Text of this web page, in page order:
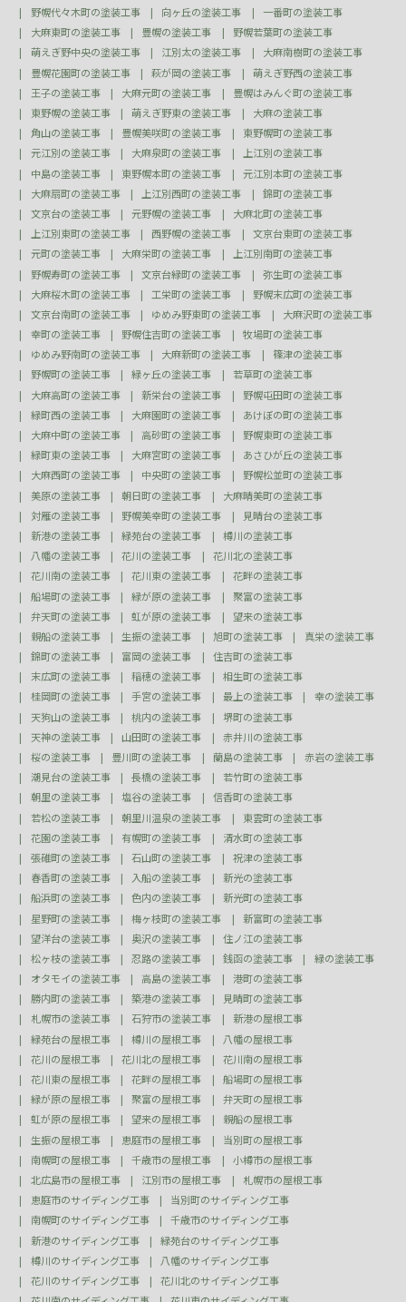
野幌代々木町の塗装工事
向ヶ丘の塗装工事
一番町の塗装工事
大麻東町の塗装工事
豊幌の塗装工事
野幌若葉町の塗装工事
萌えぎ野中央の塗装工事
江別太の塗装工事
大麻南樹町の塗装工事
豊幌花園町の塗装工事
萩が岡の塗装工事
萌えぎ野西の塗装工事
王子の塗装工事
大麻元町の塗装工事
豊幌はみんぐ町の塗装工事
東野幌の塗装工事
萌えぎ野東の塗装工事
大麻の塗装工事
角山の塗装工事
豊幌美咲町の塗装工事
東野幌町の塗装工事
元江別の塗装工事
大麻泉町の塗装工事
上江別の塗装工事
中島の塗装工事
東野幌本町の塗装工事
元江別本町の塗装工事
大麻扇町の塗装工事
上江別西町の塗装工事
錦町の塗装工事
文京台の塗装工事
元野幌の塗装工事
大麻北町の塗装工事
上江別東町の塗装工事
西野幌の塗装工事
文京台東町の塗装工事
元町の塗装工事
大麻栄町の塗装工事
上江別南町の塗装工事
野幌寿町の塗装工事
文京台緑町の塗装工事
弥生町の塗装工事
大麻桜木町の塗装工事
工栄町の塗装工事
野幌末広町の塗装工事
文京台南町の塗装工事
ゆめみ野東町の塗装工事
大麻沢町の塗装工事
幸町の塗装工事
野幌住吉町の塗装工事
牧場町の塗装工事
ゆめみ野南町の塗装工事
大麻新町の塗装工事
篠津の塗装工事
野幌町の塗装工事
緑ヶ丘の塗装工事
若草町の塗装工事
大麻高町の塗装工事
新栄台の塗装工事
野幌屯田町の塗装工事
緑町西の塗装工事
大麻園町の塗装工事
あけぼの町の塗装工事
大麻中町の塗装工事
高砂町の塗装工事
野幌東町の塗装工事
緑町東の塗装工事
大麻宮町の塗装工事
あさひが丘の塗装工事
大麻西町の塗装工事
中央町の塗装工事
野幌松並町の塗装工事
美原の塗装工事
朝日町の塗装工事
大麻晴美町の塗装工事
対雁の塗装工事
野幌美幸町の塗装工事
見晴台の塗装工事
新港の塗装工事
緑苑台の塗装工事
樽川の塗装工事
八幡の塗装工事
花川の塗装工事
花川北の塗装工事
花川南の塗装工事
花川東の塗装工事
花畔の塗装工事
船場町の塗装工事
緑が原の塗装工事
聚富の塗装工事
弁天町の塗装工事
虹が原の塗装工事
望来の塗装工事
親船の塗装工事
生振の塗装工事 旭町の塗装工事
真栄の塗装工事
錦町の塗装工事
富岡の塗装工事
住吉町の塗装工事
末広町の塗装工事
稲穂の塗装工事
相生町の塗装工事
桂岡町の塗装工事
手宮の塗装工事 最上の塗装工事
幸の塗装工事
天狗山の塗装工事
桃内の塗装工事
堺町の塗装工事
天神の塗装工事
山田町の塗装工事
赤井川の塗装工事
桜の塗装工事
豊川町の塗装工事 蘭島の塗装工事
赤岩の塗装工事
潮見台の塗装工事
長橋の塗装工事
若竹町の塗装工事
朝里の塗装工事
塩谷の塗装工事
信香町の塗装工事
若松の塗装工事
朝里川温泉の塗装工事
東雲町の塗装工事
花園の塗装工事
有幌町の塗装工事
清水町の塗装工事
張碓町の塗装工事
石山町の塗装工事
祝津の塗装工事
春香町の塗装工事
入船の塗装工事
新光の塗装工事
船浜町の塗装工事
色内の塗装工事
新光町の塗装工事
星野町の塗装工事
梅ヶ枝町の塗装工事
新富町の塗装工事
望洋台の塗装工事
奥沢の塗装工事
住ノ江の塗装工事
松ヶ枝の塗装工事
忍路の塗装工事 銭函の塗装工事
緑の塗装工事
オタモイの塗装工事
高島の塗装工事
港町の塗装工事
勝内町の塗装工事
築港の塗装工事
見晴町の塗装工事
札幌市の塗装工事
石狩市の塗装工事
新港の屋根工事
緑苑台の屋根工事
樽川の屋根工事
八幡の屋根工事
花川の屋根工事
花川北の屋根工事
花川南の屋根工事
花川東の屋根工事
花畔の屋根工事
船場町の屋根工事
緑が原の屋根工事
聚富の屋根工事
弁天町の屋根工事
虹が原の屋根工事
望来の屋根工事
親船の屋根工事
生振の屋根工事
恵庭市の屋根工事
当別町の屋根工事
南幌町の屋根工事
千歳市の屋根工事
小樽市の屋根工事
北広島市の屋根工事
江別市の屋根工事
札幌市の屋根工事
恵庭市のサイディング工事
当別町のサイディング工事
南幌町のサイディング工事
千歳市のサイディング工事
新港のサイディング工事
緑苑台のサイディング工事
樽川のサイディング工事
八幡のサイディング工事
花川のサイディング工事
花川北のサイディング工事